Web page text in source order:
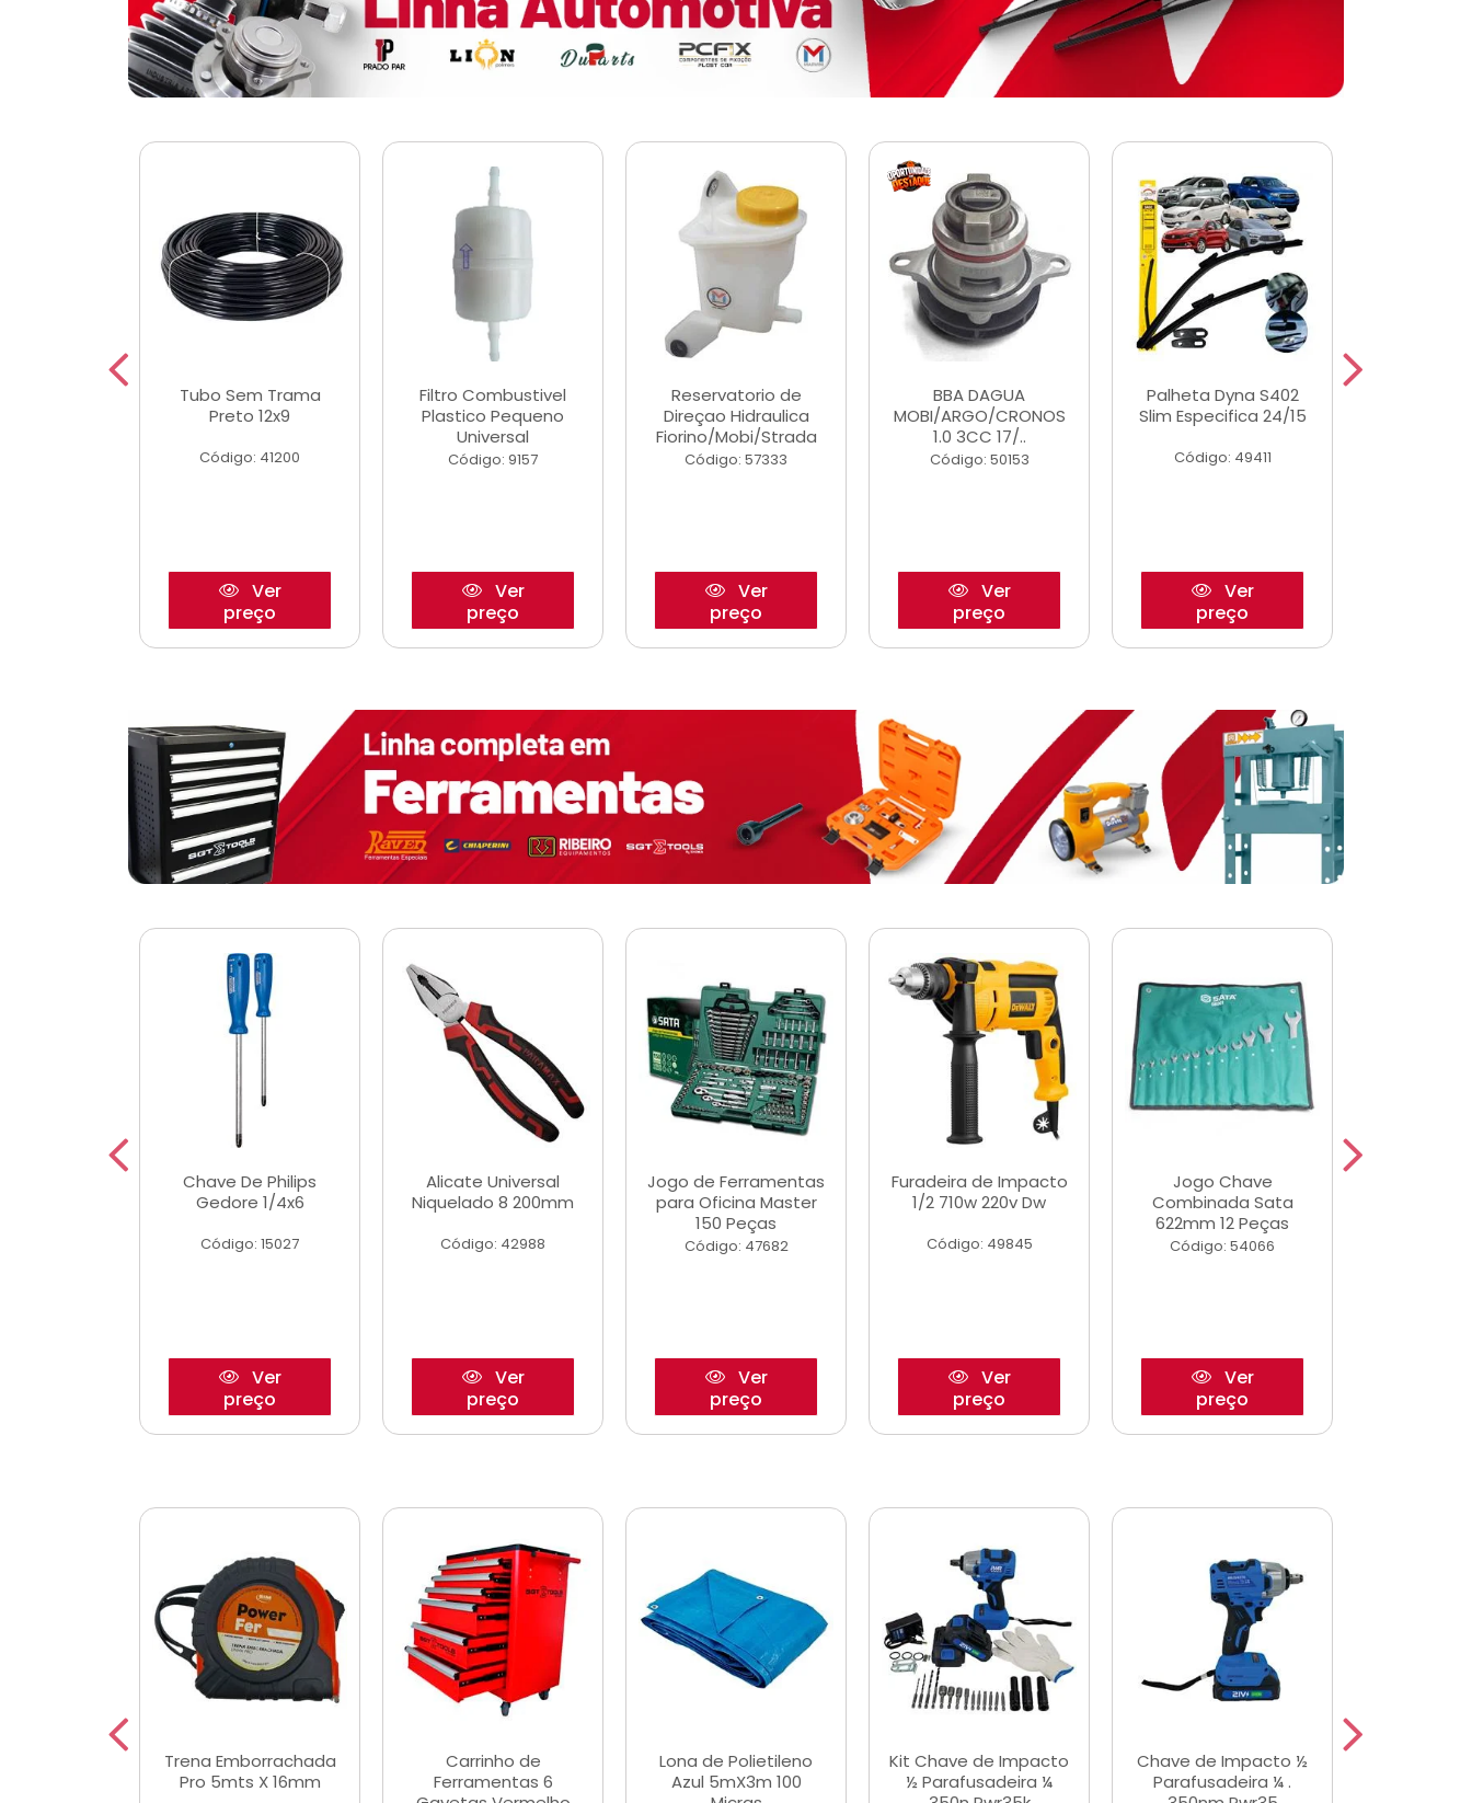
Tubo Sem Trama
Preto 12x9
Código: 41200
Ver
preço
Filtro Combustivel
Plastico Pequeno
Universal
Código: 9157
Ver
preço
Reservatorio de
Direçao Hidraulica
Fiorino/Mobi/Strada
Código: 57333
Ver
preço
BBA DAGUA
MOBI/ARGO/CRONOS
1.0 3CC 17/..
Código: 50153
Ver
preço
Palheta Dyna S402
Slim Especifica 24/15
Código: 49411
Ver
preço
Chave De Philips
Gedore 1/4x6
Código: 15027
Ver
preço
Alicate Universal
Niquelado 8 200mm
Código: 42988
Ver
preço
Jogo de Ferramentas
para Oficina Master
150 Peças
Código: 47682
Ver
preço
Furadeira de Impacto
1/2 710w 220v Dw
Código: 49845
Ver
preço
Jogo Chave
Combinada Sata
622mm 12 Peças
Código: 54066
Ver
preço
Trena Emborrachada
Pro 5mts X 16mm
Carrinho de
Ferramentas 6
Lona de Polietileno
Azul 5mX3m 100
Kit Chave de Impacto
½ Parafusadeira ¼
Chave de Impacto ½
Parafusadeira ¼ .